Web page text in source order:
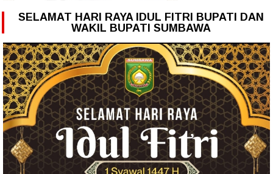
SELAMAT HARI RAYA IDUL FITRI BUPATI DAN
WAKIL BUPATI SUMBAWA